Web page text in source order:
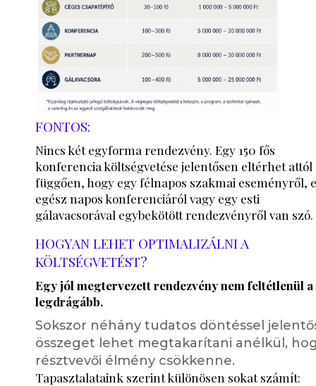
FONTOS:
Nincs két egyforma rendezvény. Egy 150 fős
konferencia költségvetése jelentősen eltérhet attól
függően, hogy egy félnapos szakmai eseményről,
egész napos konferenciáról vagy egy esti
gálavacsorával egybekötött rendezvényről van szó.
HOGYAN LEHET OPTIMALIZÁLNI A
KÖLTSÉGVETÉST?
Egy jól megtervezett rendezvény nem feltétlenül a
legdrágább.
Sokszor néhány tudatos döntéssel
összeget lehet megtakarítani anélkül,
résztvevői élmény csökkenne.
Tapasztalataink szerint különösen sokat számít: